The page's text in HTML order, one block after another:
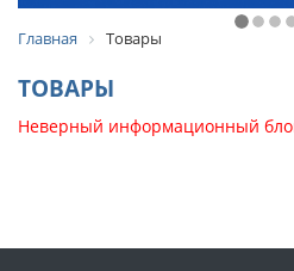
Главная Товары
ТОВАРЫ
Неверный информационный